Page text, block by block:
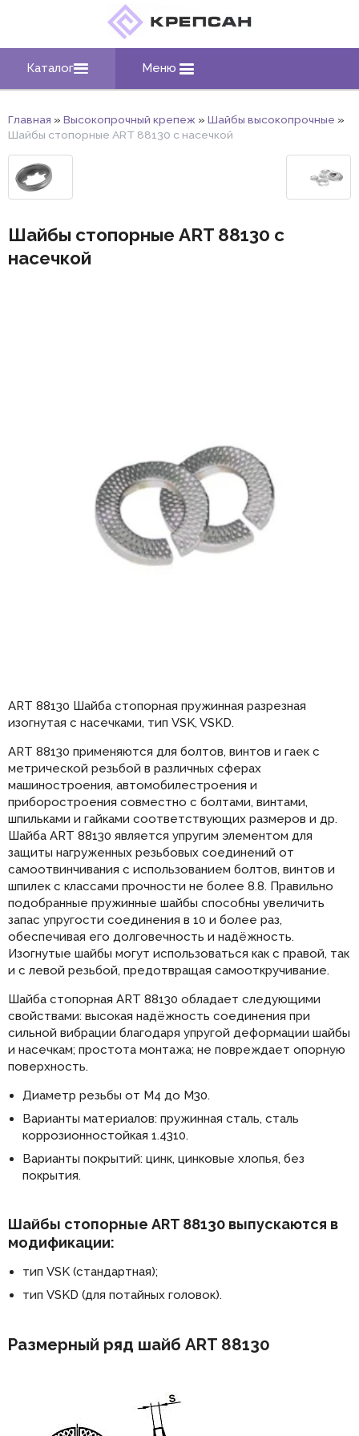
Каталог Меню
Главная » Высокопрочный крепеж » Шайбы высокопрочные »
Шайбы стопорные ART 88130 с насечкой
Шайбы стопорные ART 88130 с
насечкой
ART 88130 Шайба стопорная пружинная разрезная
изогнутая с насечками, тип VSK, VSKD.
ART 88130 применяются для болтов, винтов и гаек с
метрической резьбой в различных сферах
машиностроения, автомобилестроения и
приборостроения совместно с болтами, винтами,
шпильками и гайками соответствующих размеров и др.
Шайба ART 88130 является упругим элементом для
защиты нагруженных резьбовых соединений от
самоотвинчивания с использованием болтов, винтов и
шпилек с классами прочности не более 8.8. Правильно
подобранные пружинные шайбы способны увеличить
запас упругости соединения в 10 и более раз,
обеспечивая его долговечность и надёжность.
Изогнутые шайбы могут использоваться как с правой, так
и с левой резьбой, предотвращая самооткручивание.
Шайба стопорная ART 88130 обладает следующими
свойствами: высокая надёжность соединения при
сильной вибрации благодаря упругой деформации шайбы
и насечкам; простота монтажа; не повреждает опорную
поверхность.
Диаметр резьбы от М4 до М30.
Варианты материалов: пружинная сталь, сталь
коррозионностойкая 1.4310.
Варианты покрытий: цинк, цинковые хлопья, без
покрытия.
Шайбы стопорные ART 88130 выпускаются в
модификации:
тип VSK (стандартная);
тип VSKD (для потайных головок).
Размерный ряд шайб ART 88130